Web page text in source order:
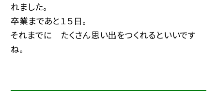
れました。
卒業まであと１５日。
それまでに たくさん思い出をつくれるといいです
ね。